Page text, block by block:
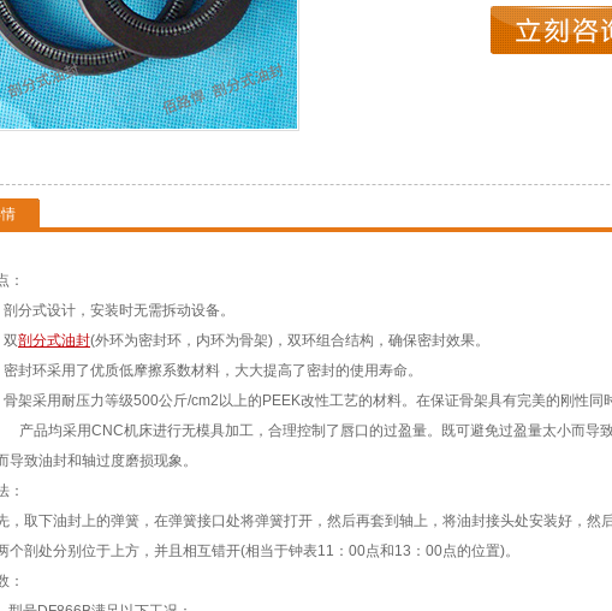
：
式设计，安装时无需拆动设备。
剖分式油封(外环为密封环，内环为骨架)，双环组合结构，确保密封效果。
环采用了优质低摩擦系数材料，大大提高了密封的使用寿命。
采用耐压力等级500公斤/cm2以上的PEEK改性工艺的材料。在保证骨架具有完美的刚性同
均采用CNC机床进行无模具加工，合理控制了唇口的过盈量。既可避免过盈量太小而导致
导致油封和轴过度磨损现象。
：
取下油封上的弹簧，在弹簧接口处将弹簧打开，然后再套到轴上，将油封接头处安装好，然
个剖处分别位于上方，并且相互错开(相当于钟表11：00点和13：00点的位置)。
：